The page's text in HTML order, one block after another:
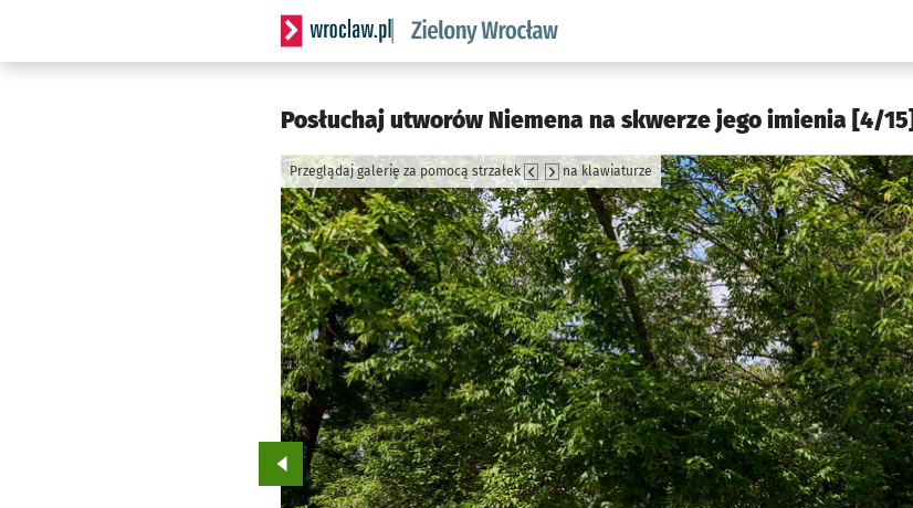
Serwis informacyjny wroclaw.pl podserwis: Środowisko we Wrocławiu
Posłuchaj utworów Niemena na skwerze jego imienia [4/15]
Przeglądaj galerię za pomocą strzałek na klawiaturze
Przejdź do poprzedniego zdjęcia.